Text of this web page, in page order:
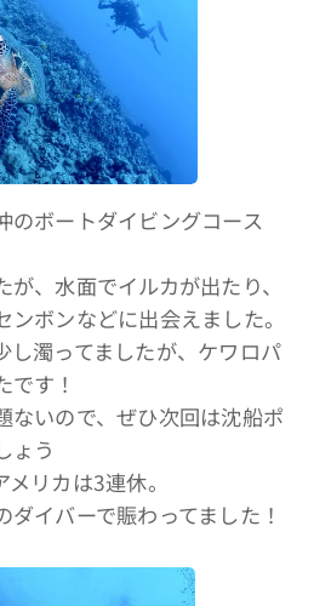
のボートダイビングコース
、水面でイルカが出たり、
ボンなどに出会えました。
し濁ってましたが、ケワロパ
す！
ないので、ぜひ次回は沈船ポ
う🤙
リカは3連休。
イバーで賑わってました！